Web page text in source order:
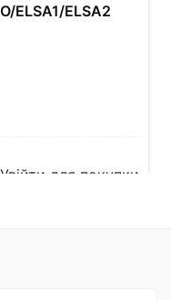
ELSA1/ELSA2
Увійти для покупки